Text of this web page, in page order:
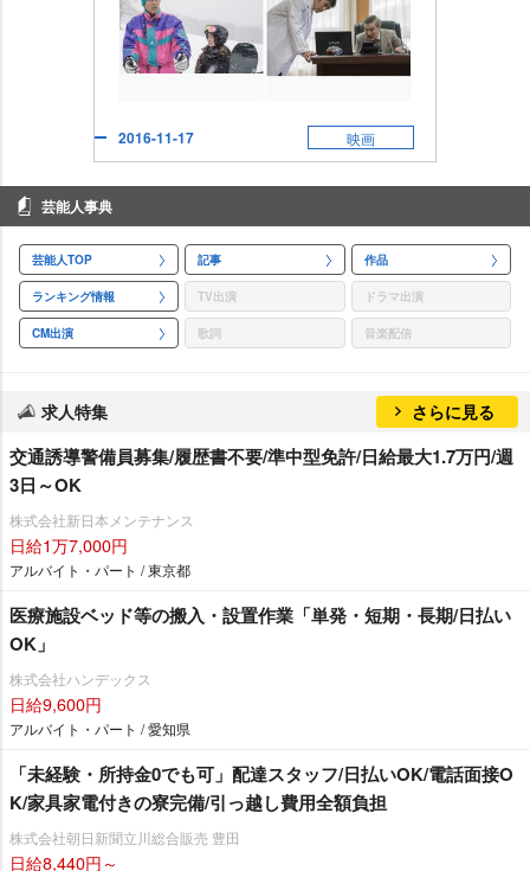
2016-11-17 映画
芸能人事典
芸能人TOP 記事 作品
ランキング情報 TV出演 ドラマ出演
CM出演 歌詞 音楽配信
求人特集 さらに見る
交通誘導警備員募集/履歴書不要/準中型免許/日給最大1.7万円/週
3日～OK
株式会社新日本メンテナンス
日給1万7,000円
アルバイト・パート / 東京都
医療施設ベッド等の搬入・設置作業「単発・短期・長期/日払い
OK」
株式会社ハンデックス
日給9,600円
アルバイト・パート / 愛知県
「未経験・所持金0でも可」配達スタッフ/日払いOK/電話面接O
K/家具家電付きの寮完備/引っ越し費用全額負担
株式会社朝日新聞立川総合販売 豊田
日給8,440円～